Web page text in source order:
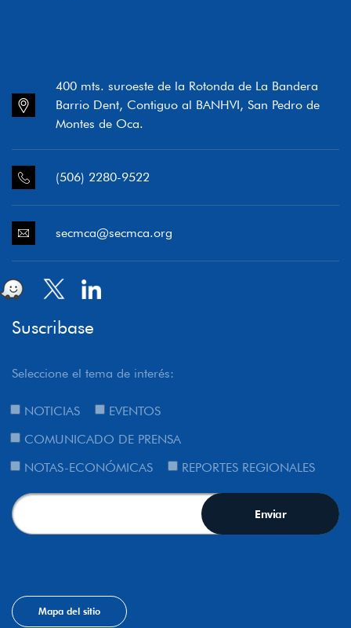
400 mts. suroeste de la Rotonda de La Bandera
Barrio Dent, Contiguo al BANHVI, San Pedro de
Montes de Oca.
(506) 2280-9522
secmca@secmca.org
Suscribase
Seleccione el tema de interés:
NOTICIAS
EVENTOS
COMUNICADO DE PRENSA
NOTAS-ECONÓMICAS
REPORTES REGIONALES
Mapa del sitio